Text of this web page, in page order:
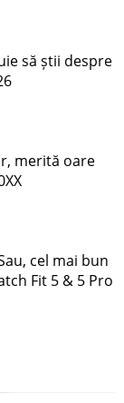
să știi despre
merită oare
cel mai bun
Fit 5 & 5 Pro